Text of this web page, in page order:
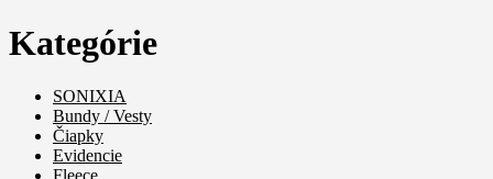
Kategórie
SONIXIA
Bundy / Vesty
Čiapky
Evidencie